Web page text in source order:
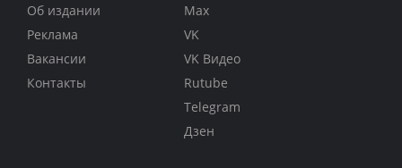
Об издании
Реклама
Вакансии
Контакты
Max
VK
VK Видео
Rutube
Telegram
Дзен